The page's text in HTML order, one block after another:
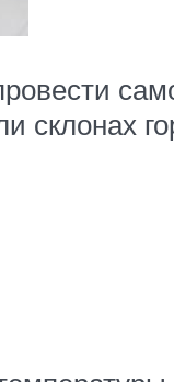
склонах